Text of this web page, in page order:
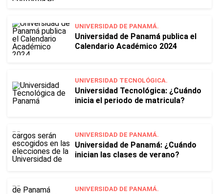
UNIVERSIDAD DE PANAMÁ.
Universidad de Panamá publica el
Calendario Académico 2024
UNIVERSIDAD TECNOLÓGICA.
Universidad Tecnológica: ¿Cuándo
inicia el periodo de matricula?
UNIVERSIDAD DE PANAMÁ.
Universidad de Panamá: ¿Cuándo
inician las clases de verano?
UNIVERSIDAD DE PANAMÁ.